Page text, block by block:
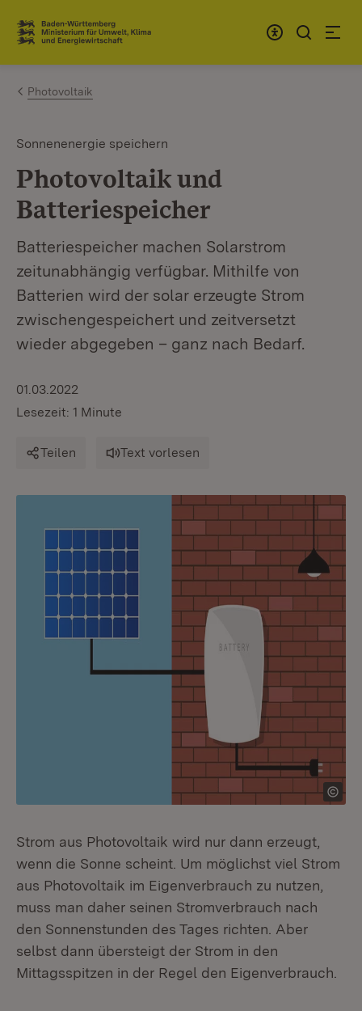
Zum Inhalt springen
Link zur Startseite
Photovoltaik
Sonnenenergie speichern
Photovoltaik und
Batteriespeicher
Batteriespeicher machen Solarstrom
zeitunabhängig verfügbar. Mithilfe von
Batterien wird der solar erzeugte Strom
zwischengespeichert und zeitversetzt
wieder abgegeben – ganz nach Bedarf.
01.03.2022
Lesezeit: 1 Minute
Teilen Text vorlesen
Strom aus Photovoltaik wird nur dann erzeugt,
wenn die Sonne scheint. Um möglichst viel Strom
aus Photovoltaik im Eigenverbrauch zu nutzen,
muss man daher seinen Stromverbrauch nach
den Sonnenstunden des Tages richten. Aber
selbst dann übersteigt der Strom in den
Mittagsspitzen in der Regel den Eigenverbrauch.